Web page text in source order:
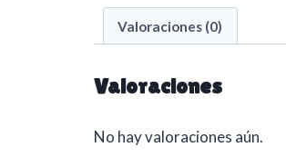
Valoraciones (0)
Valoraciones
No hay valoraciones aún.